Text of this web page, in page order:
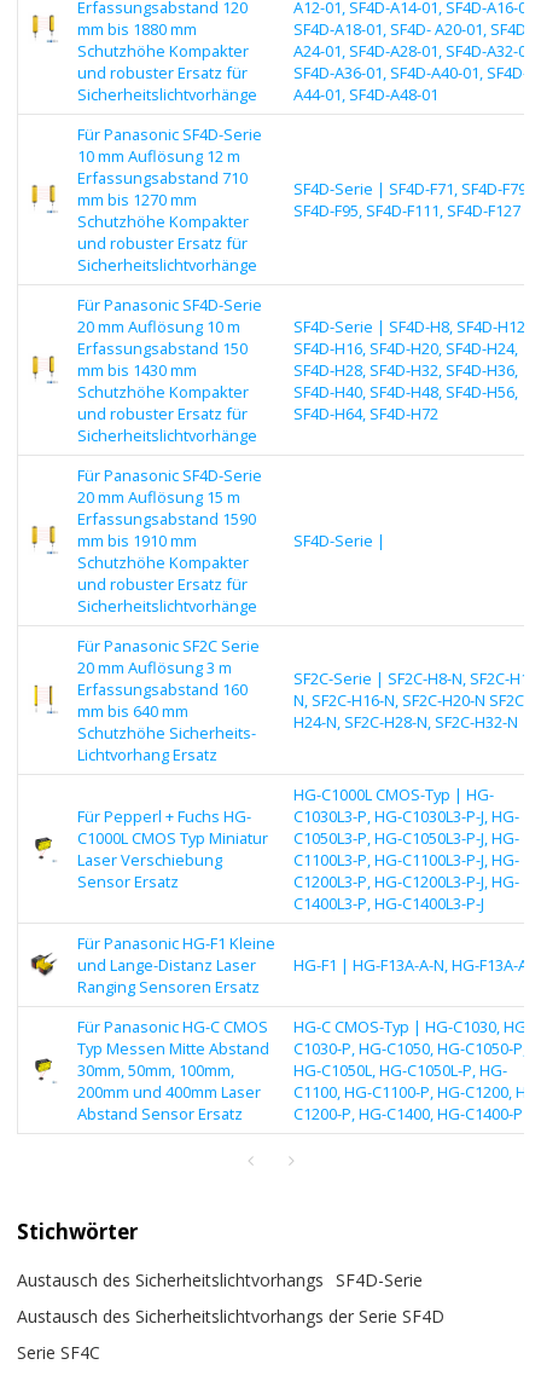
Erfassungsabstand 120
mm bis 1880 mm
Schutzhöhe Kompakter
und robuster Ersatz für
Sicherheitslichtvorhänge
A12-01, SF4D-A14-01, SF4D-A16-01,
SF4D-A18-01, SF4D- A20-01, SF4D-
A24-01, SF4D-A28-01, SF4D-A32-01,
SF4D-A36-01, SF4D-A40-01, SF4D-
A44-01, SF4D-A48-01
Für Panasonic SF4D-Serie
10 mm Auflösung 12 m
Erfassungsabstand 710
mm bis 1270 mm
Schutzhöhe Kompakter
und robuster Ersatz für
Sicherheitslichtvorhänge
SF4D-Serie | SF4D-F71, SF4D-F79,
SF4D-F95, SF4D-F111, SF4D-F127
Für Panasonic SF4D-Serie
20 mm Auflösung 10 m
Erfassungsabstand 150
mm bis 1430 mm
Schutzhöhe Kompakter
und robuster Ersatz für
Sicherheitslichtvorhänge
SF4D-Serie | SF4D-H8, SF4D-H12,
SF4D-H16, SF4D-H20, SF4D-H24,
SF4D-H28, SF4D-H32, SF4D-H36,
SF4D-H40, SF4D-H48, SF4D-H56,
SF4D-H64, SF4D-H72
Für Panasonic SF4D-Serie
20 mm Auflösung 15 m
Erfassungsabstand 1590
mm bis 1910 mm
Schutzhöhe Kompakter
und robuster Ersatz für
Sicherheitslichtvorhänge
SF4D-Serie |
Für Panasonic SF2C Serie
20 mm Auflösung 3 m
Erfassungsabstand 160
mm bis 640 mm
Schutzhöhe Sicherheits-
Lichtvorhang Ersatz
SF2C-Serie | SF2C-H8-N, SF2C-H12-
N, SF2C-H16-N, SF2C-H20-N SF2C-
H24-N, SF2C-H28-N, SF2C-H32-N
Für Pepperl + Fuchs HG-
C1000L CMOS Typ Miniatur
Laser Verschiebung
Sensor Ersatz
HG-C1000L CMOS-Typ | HG-
C1030L3-P, HG-C1030L3-P-J, HG-
C1050L3-P, HG-C1050L3-P-J, HG-
C1100L3-P, HG-C1100L3-P-J, HG-
C1200L3-P, HG-C1200L3-P-J, HG-
C1400L3-P, HG-C1400L3-P-J
Für Panasonic HG-F1 Kleine
und Lange-Distanz Laser
Ranging Sensoren Ersatz
HG-F1 | HG-F13A-A-N, HG-F13A-A-P
Für Panasonic HG-C CMOS
Typ Messen Mitte Abstand
30mm, 50mm, 100mm,
200mm und 400mm Laser
Abstand Sensor Ersatz
HG-C CMOS-Typ | HG-C1030, HG-
C1030-P, HG-C1050, HG-C1050-P,
HG-C1050L, HG-C1050L-P, HG-
C1100, HG-C1100-P, HG-C1200,
C1200-P, HG-C1400, HG-C1400-P
Stichwörter
Austausch des Sicherheitslichtvorhangs
SF4D-Serie
Austausch des Sicherheitslichtvorhangs der Serie SF4D
Serie SF4C